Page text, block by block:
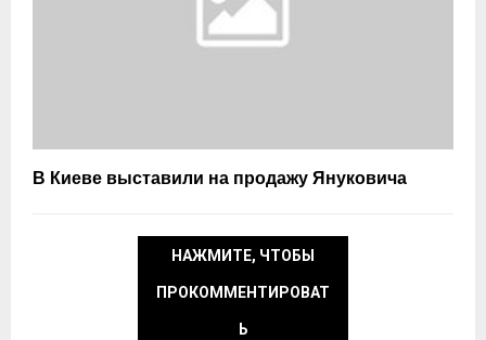
В Киеве выставили на продажу Януковича
НАЖМИТЕ, ЧТОБЫ
ПРОКОММЕНТИРОВАТ
Ь